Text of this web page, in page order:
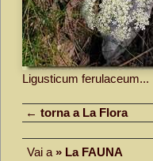
Ligusticum ferulaceum...
← torna a La Flora
Vai a » La FAUNA